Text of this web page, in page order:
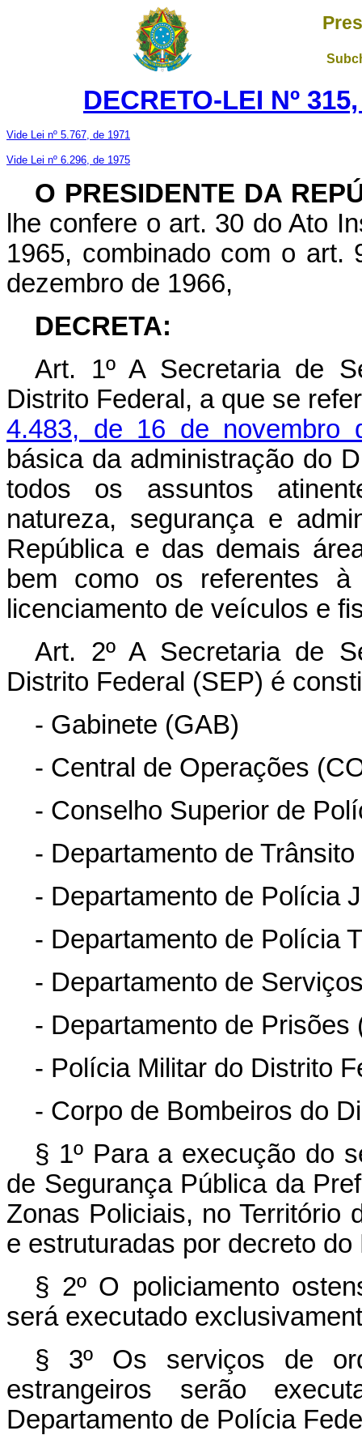
DECRETO-LEI Nº
Vide Lei nº 5.767, de 1971
Vide Lei nº 6.296, de 1975
O PRESIDENTE DA
lhe confere o art. 30 do Ato
1965, combinado com o art.
dezembro de 1966,
DECRETA:
Art. 1º A Secretaria de
Distrito Federal, a que se
4.483, de 16 de novembro
básica da administração do
todos os assuntos
natureza, segurança e
República e das demais
bem como os referentes
licenciamento de veículos e
Art. 2º A Secretaria de
Distrito Federal (SEP) é
- Gabinete (GAB)
- Central de Operações
- Conselho Superior de
- Departamento de
- Departamento de Polícia
- Departamento de Polícia
- Departamento de
- Departamento de Prisões
- Polícia Militar do Distrito
- Corpo de Bombeiros do
§ 1º Para a execução do
de Segurança Pública da
Zonas Policiais, no Território
e estruturadas por decreto
§ 2º O policiamento
será executado
§ 3º Os serviços de
estrangeiros serão
Departamento de Polícia